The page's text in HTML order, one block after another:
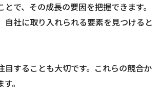
で、その成長の要因を把握できます。
社に取り入れられる要素を見つけると
することも大切です。これらの競合か
。